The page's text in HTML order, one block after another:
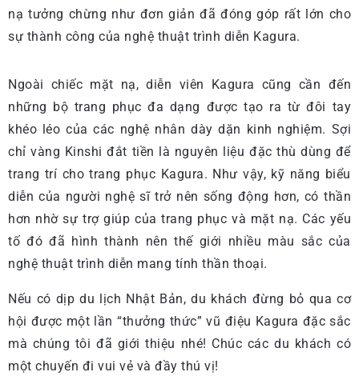
nạ tưởng chừng như đơn giản đã đóng góp rất lớn cho
sự thành công của nghệ thuật trình diễn Kagura.
Ngoài chiếc mặt nạ, diễn viên Kagura cũng cần đến
những bộ trang phục đa dạng được tạo ra từ đôi tay
khéo léo của các nghệ nhân dày dặn kinh nghiệm. Sợi
chỉ vàng Kinshi đắt tiền là nguyên liệu đặc thù dùng để
trang trí cho trang phục Kagura. Như vậy, kỹ năng biểu
diễn của người nghệ sĩ trở nên sống động hơn, có thần
hơn nhờ sự trợ giúp của trang phục và mặt nạ. Các yếu
tố đó đã hình thành nên thế giới nhiều màu sắc của
nghệ thuật trình diễn mang tính thần thoại.
Nếu có dịp du lịch Nhật Bản, du khách đừng bỏ qua cơ
hội được một lần “thưởng thức” vũ điệu Kagura đặc sắc
mà chúng tôi đã giới thiệu nhé! Chúc các du khách có
một chuyến đi vui vẻ và đầy thú vị!